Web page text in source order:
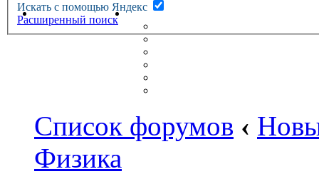
Искать с помощью Яндекс
Расширенный поиск
НОВАЯ ТЕОРИЯФОРУМ
НЕПРОЧИТАННЫЕ
Список форумов ‹
Физика